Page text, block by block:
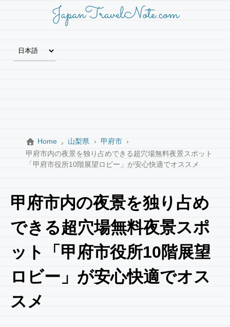
JapanTravelNote.com
Home 山梨県
甲府市
甲府市内の夜景を独り占めできる超穴場無料夜景スポット
「甲府市役所10階展望ロビー」が安心快適でオススメ
甲府市内の夜景を独り占め
できる超穴場無料夜景スポ
ット「甲府市役所10階展望
ロビー」が安心快適でオス
スメ